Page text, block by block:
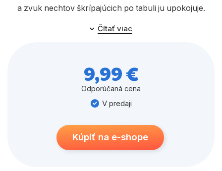
a zvuk nechtov škrípajúcich po tabuli ju upokojuje.
Naozaj je iná ako ostatné deti v susedstve, ale to nevadí,
pretože je jednoducho neodolateľná. Vampirina je plná
Čítať viac
9,99 €
Odporúčaná cena
V predaji
Kúpiť na e-shope